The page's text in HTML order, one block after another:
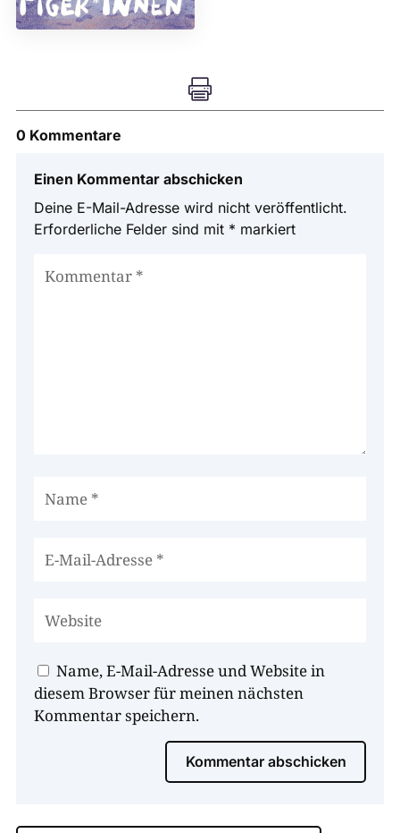

0 Kommentare
Einen Kommentar abschicken
Deine E-Mail-Adresse wird nicht veröffentlicht.
Erforderliche Felder sind mit * markiert
Name, E-Mail-Adresse und Website in
diesem Browser für meinen nächsten
Kommentar speichern.
Kommentar abschicken